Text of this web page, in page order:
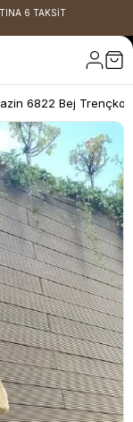
6 TAKSİT
6822 Bej Trençkot